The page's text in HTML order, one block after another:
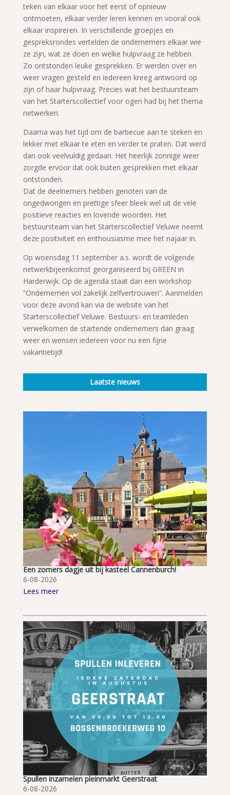
teken van elkaar voor het eerst of opnieuw
ontmoeten, elkaar verder leren kennen en vooral ook
elkaar inspireren. In verschillende groepjes en
gespreksrondes vertelden de ondernemers elkaar wie
ze zijn, wat ze doen en welke hulpvraag ze hebben.
Zo ontstonden leuke gesprekken. Er werden over en
weer vragen gesteld en iedereen kreeg antwoord op
zijn of haar hulpvraag. Precies wat het bestuursteam
van het Starterscollectief voor ogen had bij het thema
netwerken.
Daarna was het tijd om de barbecue aan te steken en
lekker met elkaar te eten en verder te praten. Dat werd
dan ook veelvuldig gedaan. Het heerlijk zonnige weer
zorgde ervoor dat ook buiten gesprekken met elkaar
ontstonden.
Dat de deelnemers hebben genoten van de
ongedwongen en prettige sfeer bleek wel uit de vele
positieve reacties en lovende woorden. Het
bestuursteam van het Starterscollectief Veluwe neemt
deze positiviteit en enthousiasme mee het najaar in.
Op woensdag 11 september a.s. wordt de volgende
netwerkbijeenkomst georganiseerd bij GREEN in
Harderwijk. Op de agenda staat dan een workshop
“Ondernemen vol zakelijk zelfvertrouwen”. Aanmelden
voor deze avond kan via de website van het
Starterscollectief Veluwe. Bestuurs- en teamleden
verwelkomen de startende ondernemers dan graag
weer en wensen iedereen voor nu een fijne
vakantietijd!
Laatste nieuws
Een zomers dagje uit bij kasteel Cannenburch!
6-08-2026
Lees meer
Spullen inzamelen pleinmarkt Geerstraat
6-08-2026